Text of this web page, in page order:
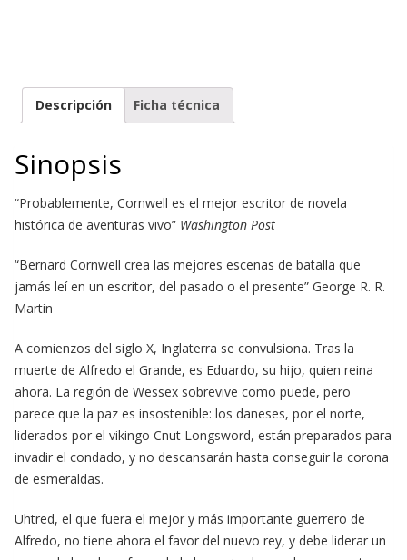
Descripción Ficha técnica
Sinopsis
“Probablemente, Cornwell es el mejor escritor de novela
histórica de aventuras vivo” Washington Post
“Bernard Cornwell crea las mejores escenas de batalla que
jamás leí en un escritor, del pasado o el presente” George R. R.
Martin
A comienzos del siglo X, Inglaterra se convulsiona. Tras la
muerte de Alfredo el Grande, es Eduardo, su hijo, quien reina
ahora. La región de Wessex sobrevive como puede, pero
parece que la paz es insostenible: los daneses, por el norte,
liderados por el vikingo Cnut Longsword, están preparados para
invadir el condado, y no descansarán hasta conseguir la corona
de esmeraldas.
Uhtred, el que fuera el mejor y más importante guerrero de
Alfredo, no tiene ahora el favor del nuevo rey, y debe liderar un